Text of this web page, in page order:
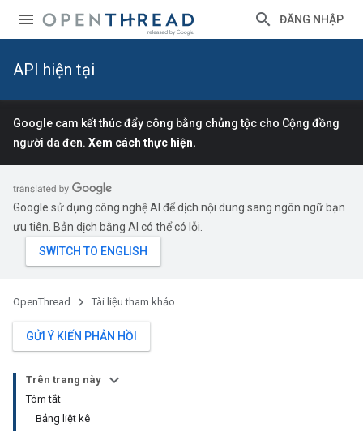
ĐĂNG NHẬP
API hiện tại
Google cam kết thúc đẩy công bằng chủng tộc cho Cộng đồng
người da đen. Xem cách thực hiện.
Google sử dụng công nghệ AI để dịch nội dung sang ngôn ngữ bạn
ưu tiên. Bản dịch bằng AI có thể có lỗi.
OpenThread Tài liệu tham khảo
GỬI Ý KIẾN PHẢN HỒI
Trên trang này
Tóm tắt
Bảng liệt kê